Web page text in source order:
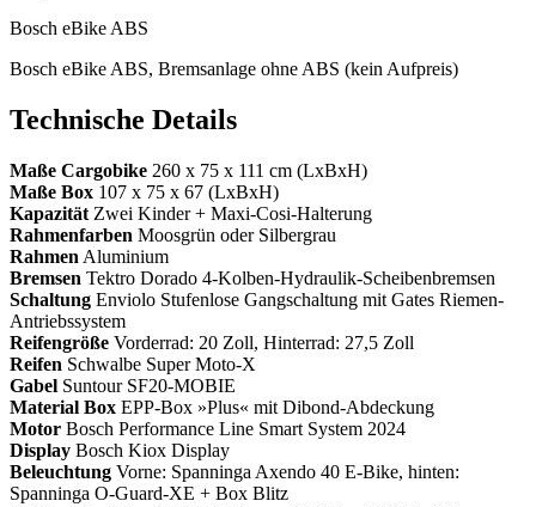
Bosch eBike ABS
Bosch eBike ABS, Bremsanlage ohne ABS (kein Aufpreis)
Technische Details
Maße Cargobike 260 x 75 x 111 cm (LxBxH)
Maße Box 107 x 75 x 67 (LxBxH)
Kapazität Zwei Kinder + Maxi-Cosi-Halterung
Rahmenfarben Moosgrün oder Silbergrau
Rahmen Aluminium
Bremsen Tektro Dorado 4-Kolben-Hydraulik-Scheibenbremsen
Schaltung Enviolo Stufenlose Gangschaltung mit Gates Riemen-
Antriebssystem
Reifengröße Vorderrad: 20 Zoll, Hinterrad: 27,5 Zoll
Reifen Schwalbe Super Moto-X
Gabel Suntour SF20-MOBIE
Material Box EPP-Box »Plus« mit Dibond-Abdeckung
Motor Bosch Performance Line Smart System 2024
Display Bosch Kiox Display
Beleuchtung Vorne: Spanninga Axendo 40 E-Bike, hinten:
Spanninga O-Guard-XE + Box Blitz